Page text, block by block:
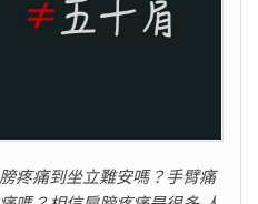
疼痛到坐立難安嗎？手臂痛